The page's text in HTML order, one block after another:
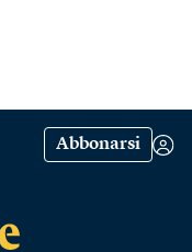
Abbonarsi